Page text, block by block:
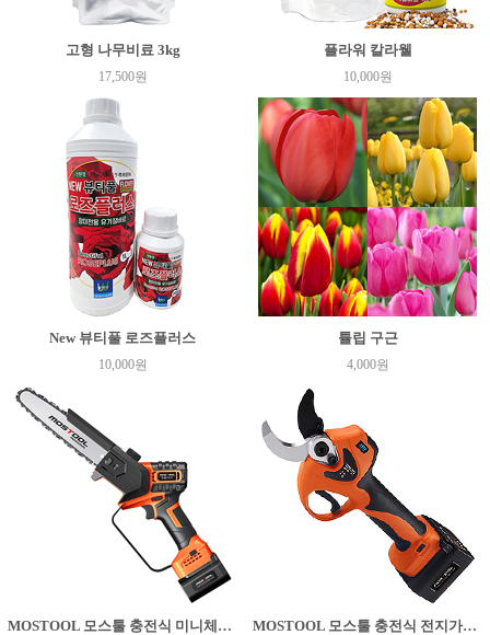
고형 나무비료 3kg
17,500원
플라워 칼라웰
10,000원
New 뷰티풀 로즈플러스
10,000원
튤립 구근
4,000원
MOSTOOL 모스툴 충전식 미니체인톱 PS-C8 MOSTOOL 모스툴 충전식 전지가위 PS-40